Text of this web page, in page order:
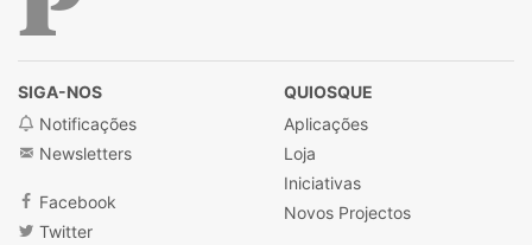
SIGA-NOS
Notificações
Newsletters
Facebook
Twitter
QUIOSQUE
Aplicações
Loja
Iniciativas
Novos Projectos